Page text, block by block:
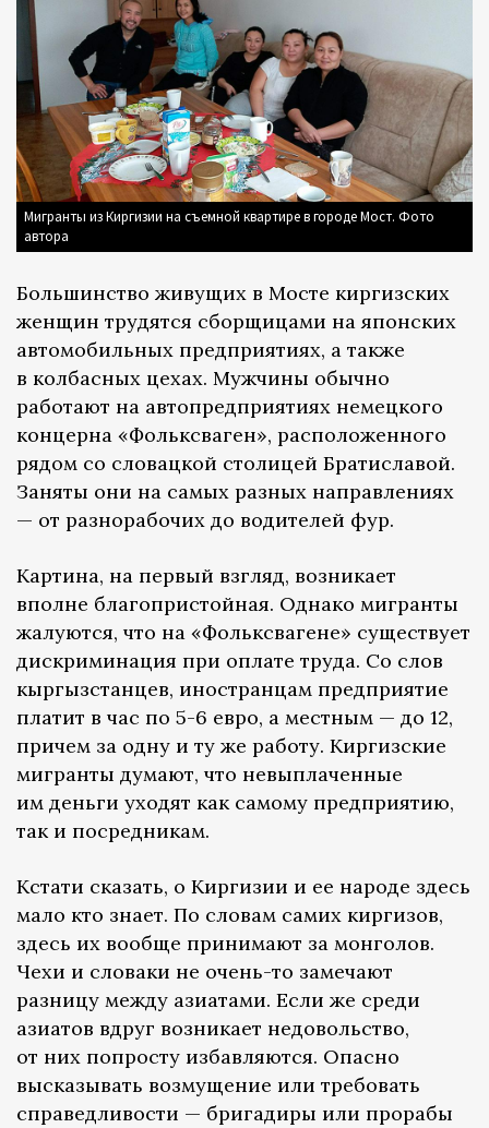
Мигранты из Киргизии на съемной квартире в городе Мост. Фото
автора
Большинство живущих в Мосте киргизских
женщин трудятся сборщицами на японских
автомобильных предприятиях, а также
в колбасных цехах. Мужчины обычно
работают на автопредприятиях немецкого
концерна «Фольксваген», расположенного
рядом со словацкой столицей Братиславой.
Заняты они на самых разных направлениях
— от разнорабочих до водителей фур.
Картина, на первый взгляд, возникает
вполне благопристойная. Однако мигранты
жалуются, что на «Фольксвагене» существует
дискриминация при оплате труда. Со слов
кыргызстанцев, иностранцам предприятие
платит в час по 5-6 евро, а местным — до 12,
причем за одну и ту же работу. Киргизские
мигранты думают, что невыплаченные
им деньги уходят как самому предприятию,
так и посредникам.
Кстати сказать, о Киргизии и ее народе здесь
мало кто знает. По словам самих киргизов,
здесь их вообще принимают за монголов.
Чехи и словаки не очень-то замечают
разницу между азиатами. Если же среди
азиатов вдруг возникает недовольство,
от них попросту избавляются. Опасно
высказывать возмущение или требовать
справедливости — бригадиры или прорабы